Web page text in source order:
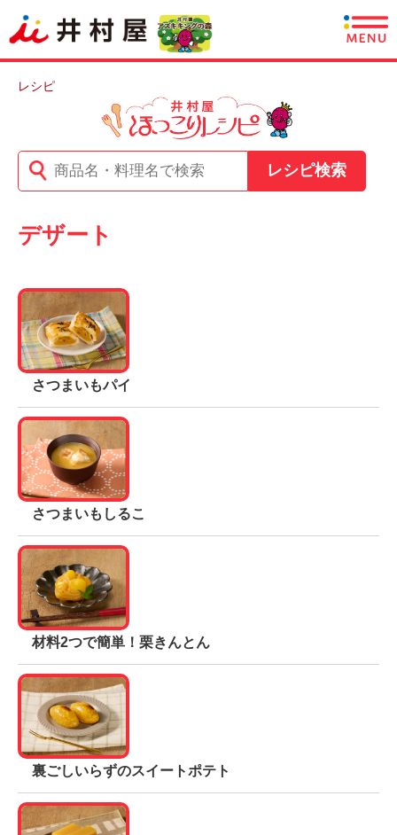
商品情報
あずきについて
採用情報
English
レシピ
レシピ検索
デザート
さつまいもパイ
さつまいもしるこ
材料2つで簡単！栗きんとん
裏ごしいらずのスイートポテト